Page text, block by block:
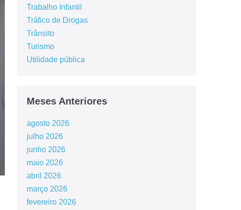
Trabalho Infantil
Tráfico de Drogas
Trânsito
Turismo
Utilidade pública
Meses Anteriores
agosto 2026
julho 2026
junho 2026
maio 2026
abril 2026
março 2026
fevereiro 2026